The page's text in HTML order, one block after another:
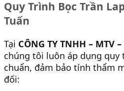
Quy Trình Bọc Trần
Tuấn
Tại CÔNG TY TNHH – MTV
chúng tôi luôn áp dụng
chuẩn, đảm bảo tính thẩm
đối: